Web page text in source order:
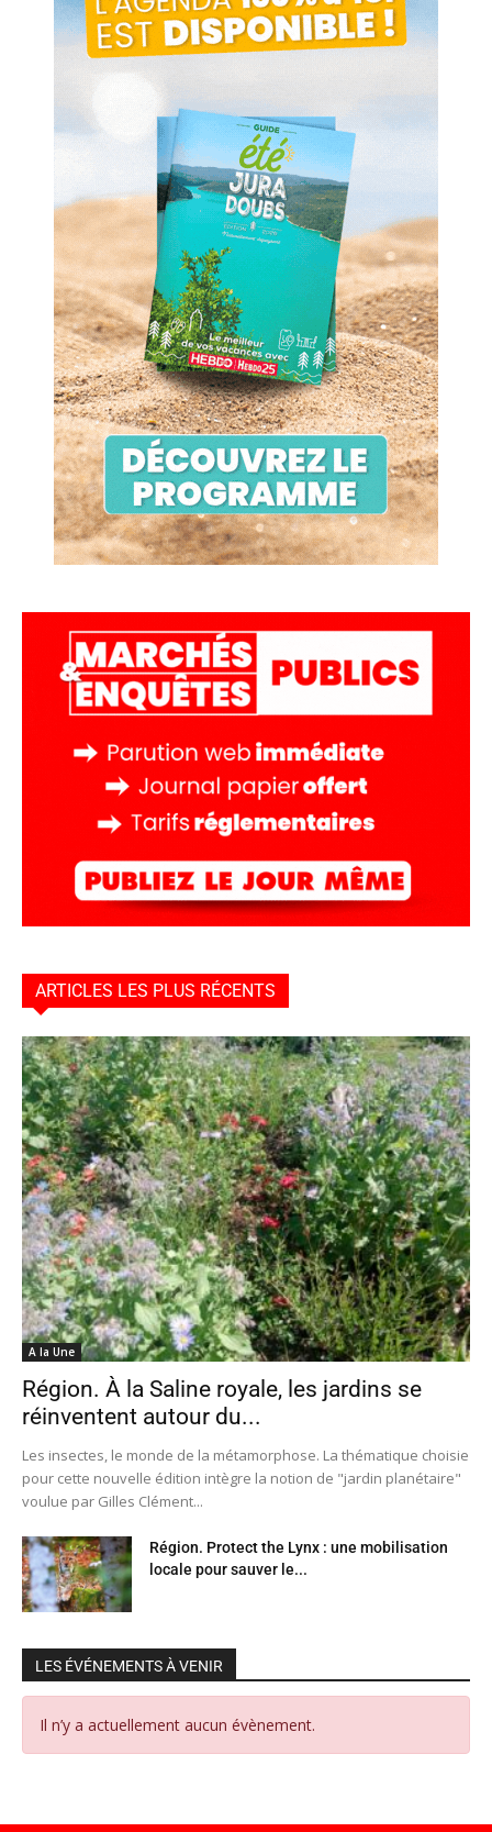
ARTICLES LES PLUS RÉCENTS
A la Une
Région. À la Saline royale, les jardins se
réinventent autour du...
Les insectes, le monde de la métamorphose. La thématique choisie
pour cette nouvelle édition intègre la notion de "jardin planétaire"
voulue par Gilles Clément...
Région. Protect the Lynx : une mobilisation
locale pour sauver le...
LES ÉVÉNEMENTS À VENIR
Il n’y a actuellement aucun évènement.